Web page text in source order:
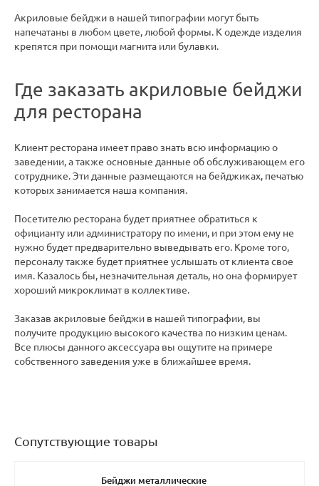
Акриловые бейджи в нашей типографии могут быть
напечатаны в любом цвете, любой формы. К одежде изделия
крепятся при помощи магнита или булавки.
Где заказать акриловые бейджи
для ресторана
Клиент ресторана имеет право знать всю информацию о
заведении, а также основные данные об обслуживающем его
сотруднике. Эти данные размещаются на бейджиках, печатью
которых занимается наша компания.
Посетителю ресторана будет приятнее обратиться к
официанту или администратору по имени, и при этом ему не
нужно будет предварительно выведывать его. Кроме того,
персоналу также будет приятнее услышать от клиента свое
имя. Казалось бы, незначительная деталь, но она формирует
хороший микроклимат в коллективе.
Заказав акриловые бейджи в нашей типографии, вы
получите продукцию высокого качества по низким ценам.
Все плюсы данного аксессуара вы ощутите на примере
собственного заведения уже в ближайшее время.
Сопутствующие товары
Бейджи металлические